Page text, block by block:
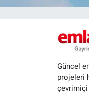
Güncel
projeleri
çevrimiçi